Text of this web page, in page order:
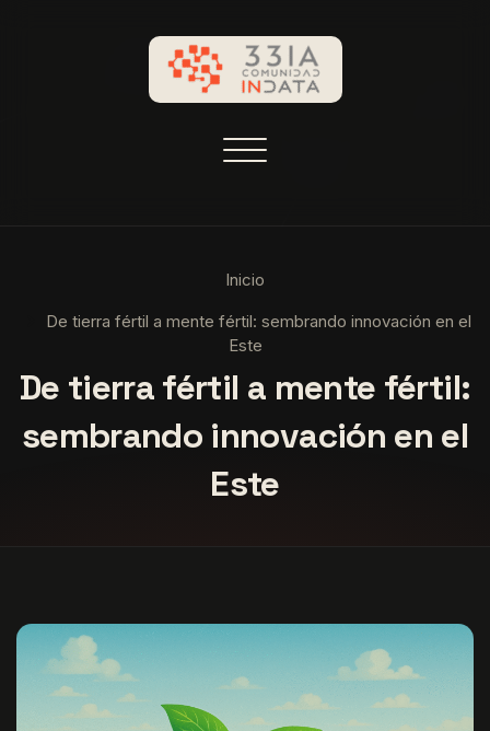
Alternar la navegación
Inicio
De tierra fértil a mente fértil: sembrando innovación en el
Este
De tierra fértil a mente fértil:
sembrando innovación en el
Este